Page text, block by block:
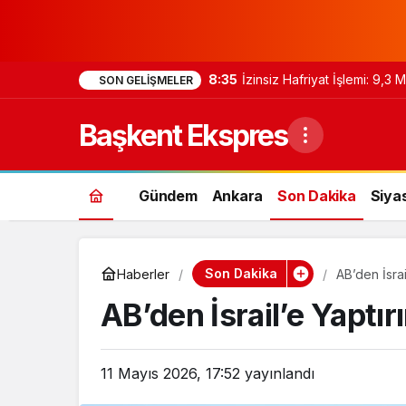
SON GELIŞMELER 8:35 İzinsiz Hafriyat İşlemi: 9,3
Başkent Ekspres
Gündem Ankara Son Dakika
Haberler Son Dakika AB’den
AB’den İsrail’e
11 Mayıs 2026, 17:52 yayınlandı